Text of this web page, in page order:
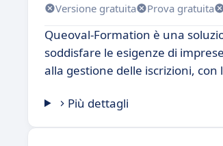
Versione gratuita Prova gratuita
Queoval-Formation è una
soddisfare le esigenze di
alla gestione delle iscrizioni,
Più dettagli